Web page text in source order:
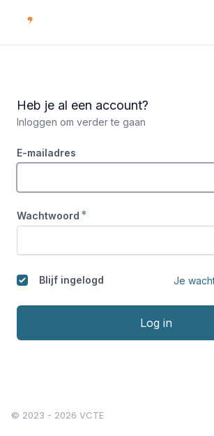
VCTE
Heb je al een account?
Inloggen om verder te gaan
E-mailadres
Wachtwoord *
Blijf ingelogd Je
Log in
© 2023 - 2026 VCTE